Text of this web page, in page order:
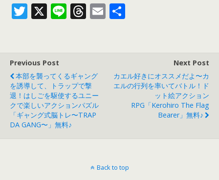
T
er
X Li T
d
s
E
Previous Post
本部を襲ってくるギャング
を誘導して、トラップで撃
退！はしごを駆使するユニー
クで楽しいアクションパズル
「ギャング式脳トレ〜TRAP
DA GANG〜」無料♪
Next Post
カエル好きにオススメだよ〜カ
エルの行列を率いてバトル！ド
ット絵アクション
RPG「Kerohiro The Flag
Bearer」無料♪
Back to top